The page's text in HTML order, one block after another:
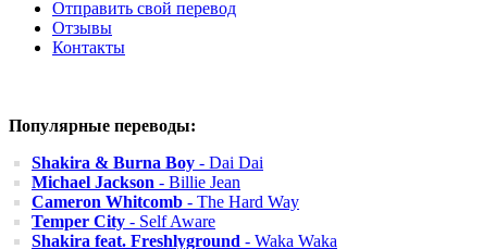
Отправить свой перевод
Отзывы
Контакты
Популярные переводы:
Shakira & Burna Boy - Dai Dai
Michael Jackson - Billie Jean
Cameron Whitcomb - The Hard Way
Temper City - Self Aware
Shakira feat. Freshlyground - Waka Waka